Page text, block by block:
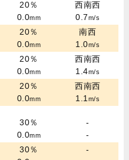
20％
0.0mm
西南西
0.7m/s
20％
0.0mm
南西
1.0m/s
20％
0.0mm
西南西
1.4m/s
20％
0.0mm
西南西
1.1m/s
30％
0.0mm
-
-
30％
-